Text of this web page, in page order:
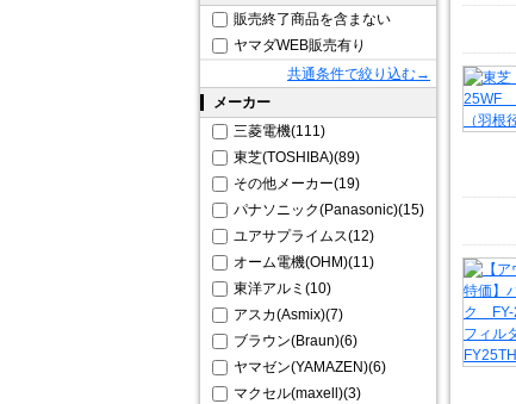
販売終了商品を含まない
ヤマダWEB販売有り
共通条件で絞り込む→
メーカー
三菱電機(111)
東芝(TOSHIBA)(89)
その他メーカー(19)
パナソニック(Panasonic)(15)
ユアサプライムス(12)
オーム電機(OHM)(11)
東洋アルミ(10)
アスカ(Asmix)(7)
ブラウン(Braun)(6)
ヤマゼン(YAMAZEN)(6)
マクセル(maxell)(3)